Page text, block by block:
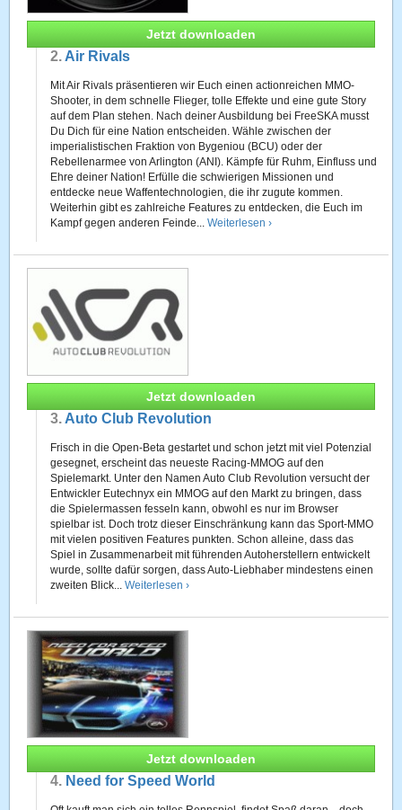
Jetzt downloaden
2. Air Rivals
Mit Air Rivals präsentieren wir Euch einen actionreichen MMO-
Shooter, in dem schnelle Flieger, tolle Effekte und eine gute Story
auf dem Plan stehen. Nach deiner Ausbildung bei FreeSKA musst
Du Dich für eine Nation entscheiden. Wähle zwischen der
imperialistischen Fraktion von Bygeniou (BCU) oder der
Rebellenarmee von Arlington (ANI). Kämpfe für Ruhm, Einfluss und
Ehre deiner Nation! Erfülle die schwierigen Missionen und
entdecke neue Waffentechnologien, die ihr zugute kommen.
Weiterhin gibt es zahlreiche Features zu entdecken, die Euch im
Kampf gegen anderen Feinde...Weiterlesen ›
Jetzt downloaden
3. Auto Club Revolution
Frisch in die Open-Beta gestartet und schon jetzt mit viel Potenzial
gesegnet, erscheint das neueste Racing-MMOG auf den
Spielemarkt. Unter den Namen Auto Club Revolution versucht der
Entwickler Eutechnyx ein MMOG auf den Markt zu bringen, dass
die Spielermassen fesseln kann, obwohl es nur im Browser
spielbar ist. Doch trotz dieser Einschränkung kann das Sport-MMO
mit vielen positiven Features punkten. Schon alleine, dass das
Spiel in Zusammenarbeit mit führenden Autoherstellern entwickelt
wurde, sollte dafür sorgen, dass Auto-Liebhaber mindestens einen
zweiten Blick...Weiterlesen ›
Jetzt downloaden
4. Need for Speed World